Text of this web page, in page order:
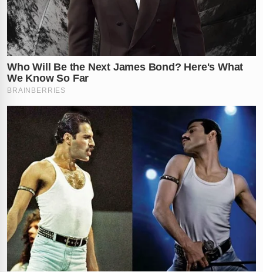
organização terrorista
. Sob seu comando implacável,
a facção espalhou o terror por diversos continentes,
controlando rotas internacionais de
tráfico de drogas
esquemas pesados deextorsão, sequestros violentos e
uma rede sofisticada de
movimentava milhões.
O governo daVenezuela
também se manifestou
publicamente, confirmando que a morte do líder
ocorreu após um intenso e sangrentoconfronto
armadoentre as forças de elite e integrantes da guarda
pessoal do criminoso. De acordo com os relatórios
oficiais, a troca de informações de inteligência entre os
dois países foi o fator determinante para localizar o
esconderijo secreto do alvo na capital do estado, a
cidade deCiudad Bolívar